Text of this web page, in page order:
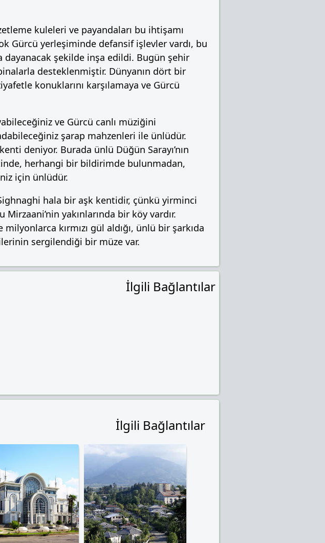
kuleleri ve payandaları bu ihtişamı
Gürcü yerleşiminde defansif işlevler vardı, bu
dayanacak şekilde inşa edildi. Bugün şehir
desteklenmiştir. Dünyanın dört bir
konuklarını karşılamaya ve Gürcü
ve Gürcü canlı müziğini
şarap mahzenleri ile ünlüdür.
deniyor. Burada ünlü Düğün Sarayı’nın
herhangi bir bildirimde bulunmadan,
için ünlüdür.
hala bir aşk kentidir, çünkü yirminci
yakınlarında bir köy vardır.
kırmızı gül aldığı, ünlü bir şarkıda
sergilendiği bir müze var.
İlgili Bağlantılar
İlgili Bağlantılar